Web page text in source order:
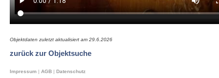
Objektdaten zuletzt aktualisiert am 29.6.2026
zurück zur Objektsuche
Impressum | AGB | Datenschutz